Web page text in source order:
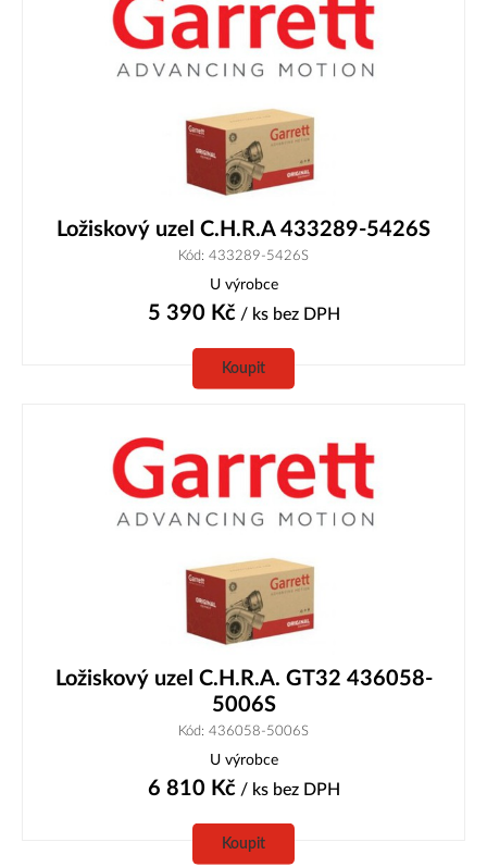
Ložiskový uzel C.H.R.A 433289-5426S
Kód: 433289-5426S
U výrobce
5 390 Kč/ ks bez DPH
Koupit
Ložiskový uzel C.H.R.A. GT32 436058-
5006S
Kód: 436058-5006S
U výrobce
6 810 Kč/ ks bez DPH
Koupit